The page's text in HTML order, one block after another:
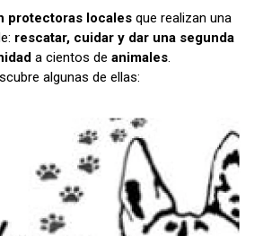
protectoras locales que realizan una
rescatar, cuidar y dar una segunda
a cientos de animales.
algunas de ellas: